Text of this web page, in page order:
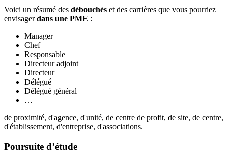
Voici un résumé des débouchés et des carrières que vous pourriez
envisagerdans une PME :
Manager
Chef
Responsable
Directeur adjoint
Directeur
Délégué
Délégué général
…
de proximité, d'agence, d'unité, de centre de profit, de site, de centre,
d'établissement, d'entreprise, d'associations.
Poursuite d’étude